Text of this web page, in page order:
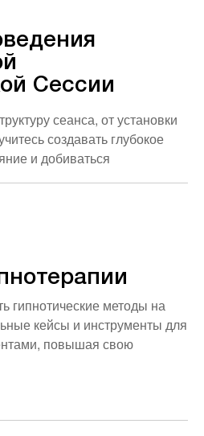
Сессии
сеанса, от установки
создавать глубокое
и добиваться
гипнотические методы на
кейсы и инструменты для
повышая свою